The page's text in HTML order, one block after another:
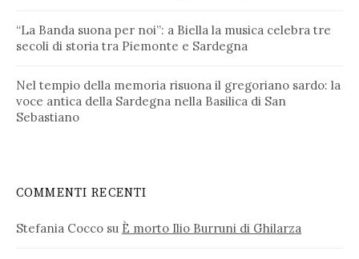
“La Banda suona per noi”: a Biella la musica celebra tre
secoli di storia tra Piemonte e Sardegna
Nel tempio della memoria risuona il gregoriano sardo: la
voce antica della Sardegna nella Basilica di San
Sebastiano
COMMENTI RECENTI
Stefania Cocco su È morto Ilio Burruni di Ghilarza